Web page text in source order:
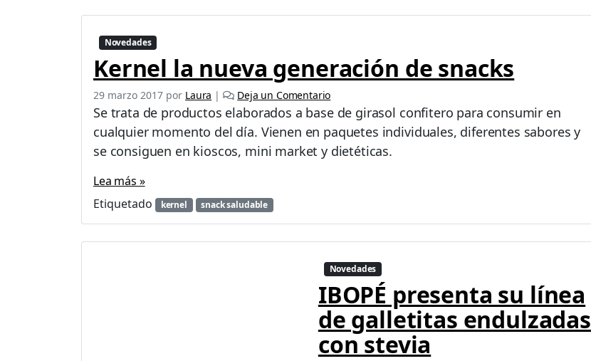
Novedades
Kernel la nueva generación de snacks
29 marzo 2017 por Laura | Deja un Comentario
Se trata de productos elaborados a base de girasol confitero para consumir en
cualquier momento del día. Vienen en paquetes individuales, diferentes sabores y
se consiguen en kioscos, mini market y dietéticas.
Lea más »
Etiquetado
kernel snack saludable
Novedades
IBOPÉ presenta su línea
de galletitas endulzadas
con stevia